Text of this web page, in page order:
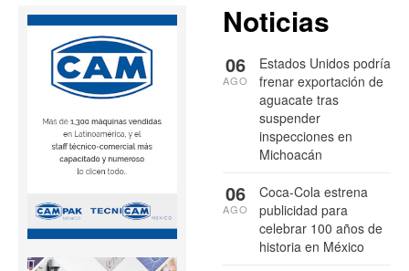
Noticias
Estados Unidos podría
frenar exportación de
aguacate tras
suspender
inspecciones en
Michoacán
06
AGO
Coca-Cola estrena
publicidad para
celebrar 100 años de
historia en México
06
AGO